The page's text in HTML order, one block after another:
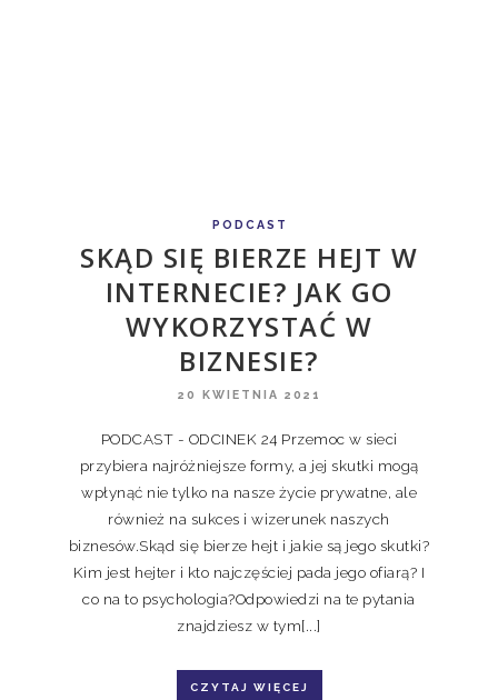
PODCAST
SKĄD SIĘ BIERZE HEJT W
INTERNECIE? JAK GO
WYKORZYSTAĆ W
BIZNESIE?
20 KWIETNIA 2021
PODCAST - ODCINEK 24 Przemoc w sieci
przybiera najróżniejsze formy, a jej skutki mogą
wpłynąć nie tylko na nasze życie prywatne, ale
również na sukces i wizerunek naszych
biznesów.Skąd się bierze hejt i jakie są jego skutki?
Kim jest hejter i kto najczęściej pada jego ofiarą? I
co na to psychologia?Odpowiedzi na te pytania
znajdziesz w tym[...]
CZYTAJ WIĘCEJ